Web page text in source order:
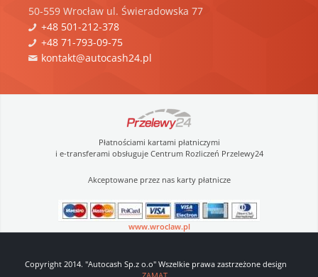
50-559 Wrocław ul. Świeradowska 77
+48 501-212-378
+48 71-793-09-75
kontakt@autocash24.pl
Płatnościami kartami płatniczymi
i e-transferami obsługuje Centrum Rozliczeń Przelewy24
Akceptowane przez nas karty płatnicze
www.wroclaw.pl
Copyright 2014. "Autocash Sp.z o.o" Wszelkie prawa zastrzeżone design